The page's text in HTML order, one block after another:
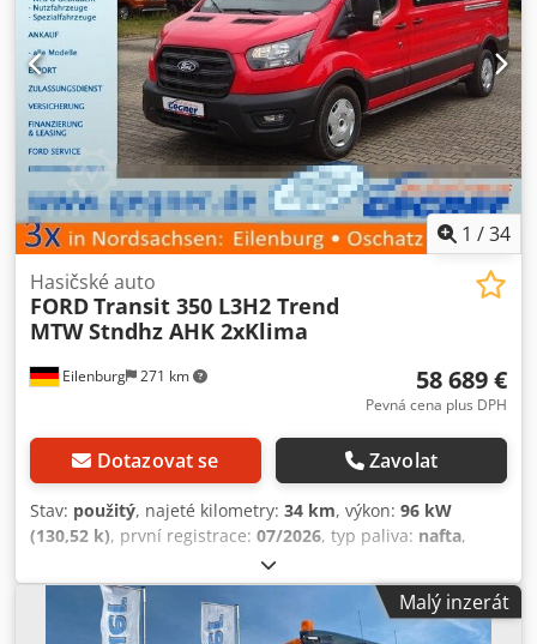
1 /34
Eilenburg 271 km
Hasičské auto
FORDTransit 350 L3H2 Trend
MTW Stndhz AHK 2xKlima
58 689 €
Pevná cena plus DPH
Dotazovat se Zavolat
Stav: použitý, najeté kilometry: 34 km, výkon: 96 kW
(130,52 k), první registrace: 07/2026, typ paliva: nafta,
, barva:
automatický, počet míst k sezení:9, celková délka:5 981
, celková šířka: 2 533 mm , celková výška: 2 448 mm,
Vybavení:ABS, centrální zamykání, elektronický
Malý inzerát